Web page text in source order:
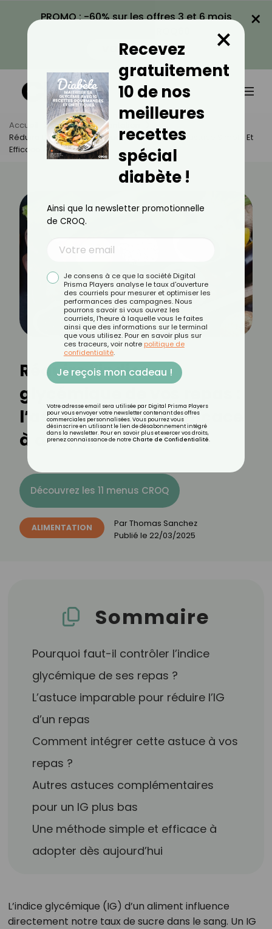
PROMO : -60% sur les offres 3 et 6 mois
VOIR LA PROMO
×
Accueil Actus
Alimentation
Réduire L’indice Glycémique De Vos Repas : L’astuce Simple Et
Efficace À Adopter
Réduire l’indice
glycémique de vos repas :
l’astuce simple et efficace
à adopter
Découvrez les 11 menus CROQ
ALIMENTATION ParThomas Sanchez
Publié le 22/03/2025
Sommaire
Pourquoi faut-il contrôler l’indice
glycémique de ses repas ?
L’astuce imparable pour réduire l’IG
d’un repas
Comment intégrer cette astuce à vos
repas ?
Autres astuces complémentaires
pour un IG plus bas
Une méthode simple et efficace à
adopter dès aujourd’hui
L’indice glycémique (IG) d’un aliment influence
directement notre taux de sucre dans le sang. Un IG
Recevez
gratuitement
10 de nos
meilleures
recettes
spécial
diabète !
×
Ainsi que la newsletter promotionnelle
de CROQ.
Je consens à ce que la société Digital
Prisma Players analyse le taux d'ouverture
des courriels pour mesurer et optimiser les
performances des campagnes. Nous
pourrons savoir si vous ouvrez les
courriels, l'heure à laquelle vous le faites
ainsi que des informations sur le terminal
que vous utilisez. Pour en savoir plus sur
ces traceurs, voir notre politique de
confidentialité.
Je reçois mon cadeau !
Votre adresse email sera utilisée par Digital Prisma Players
pour vous envoyer votre newsletter contenant des offres
commerciales personnalisées. Vous pourrez vous
désinscrire en utilisant le lien de désabonnement intégré
dans la newsletter. Pour en savoir plus et exercer vos droits,
prenez connaissance de notre Charte de Confidentialité.